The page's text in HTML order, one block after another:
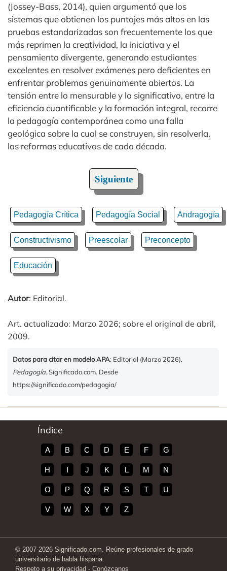
(Jossey-Bass, 2014), quien argumentó que los
sistemas que obtienen los puntajes más altos en las
pruebas estandarizadas son frecuentemente los que
más reprimen la creatividad, la iniciativa y el
pensamiento divergente, generando estudiantes
excelentes en resolver exámenes pero deficientes en
enfrentar problemas genuinamente abiertos. La
tensión entre lo mensurable y lo significativo, entre la
eficiencia cuantificable y la formación integral, recorre
la pedagogía contemporánea como una falla
geológica sobre la cual se construyen, sin resolverla,
las reformas educativas de cada década.
Siguiente
Pedagogía Crítica Pedagogía Social Andragogía
Constructivismo Preescolar Preconcepto
Educación
Autor: Editorial.
Art. actualizado: Marzo 2026; sobre el original de abril,
2009.
Datos para citar en modelo APA: Editorial (Marzo 2026).
Pedagogía. Significado.com. Desde
https://significado.com/pedagogia/
Índice
A B C D E F G
H I J K L M N
O P Q R S T U
V W X Y Z
© 2007-2026 Significado.com. Reúne profesionales de grado
universitario de habla hispana.
Respeto a su privacidad - Conózcanos